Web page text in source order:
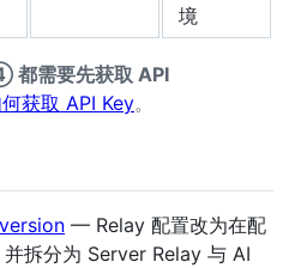
境
需要先获取 API
获取 API Key。
— Relay 配置改为在配
拆分为 Server Relay 与 AI